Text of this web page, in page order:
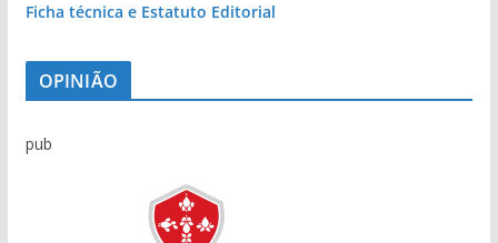
Ficha técnica e Estatuto Editorial
OPINIÃO
pub